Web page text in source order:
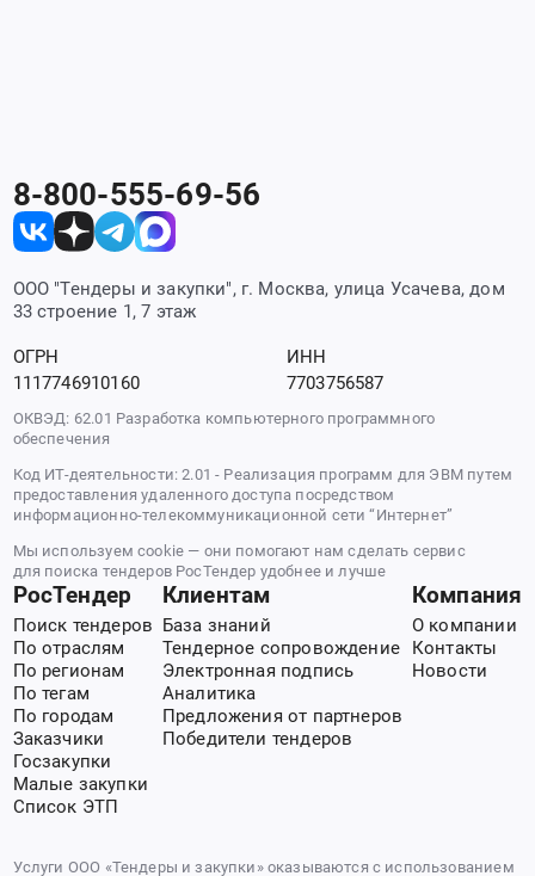
8-800-555-69-56
ООО "Тендеры и закупки", г. Москва, улица Усачева, дом
33 строение 1, 7 этаж
ОГРН
1117746910160
ИНН
7703756587
ОКВЭД: 62.01 Разработка компьютерного программного
обеспечения
Код ИТ-деятельности: 2.01 - Реализация программ для ЭВМ путем
предоставления удаленного доступа посредством
информационно-телекоммуникационной сети “Интернет”
Мы используем cookie — они помогают нам сделать сервис
для поиска тендеров РосТендер удобнее и лучше
РосТендер
Поиск тендеров
По отраслям
По регионам
По тегам
По городам
Заказчики
Госзакупки
Малые закупки
Список ЭТП
Клиентам
База знаний
Тендерное сопровождение
Электронная подпись
Аналитика
Предложения от партнеров
Победители тендеров
Компания
О компании
Контакты
Новости
Услуги ООО «Тендеры и закупки» оказываются с использованием